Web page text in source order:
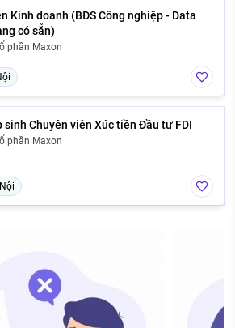
Kinh doanh (BĐS Công nghiệp - Data
có sẵn)
phần Maxon
sinh Chuyên viên Xúc tiền Đầu tư FDI
phần Maxon